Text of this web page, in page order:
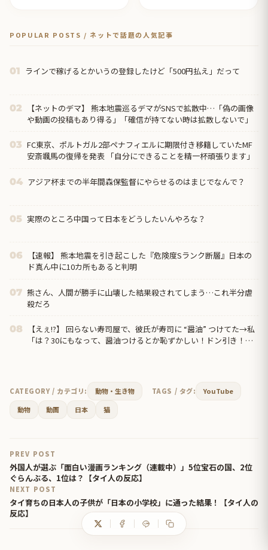
POPULAR POSTS / ネットで話題の人気記事
01 ラインで稼げるとかいうの登録したけど「500円払え」だって
02
【ネットのデマ】 熊本地震巡るデマがSNSで拡散中…「偽の画像
や動画の投稿もあり得る」「確信が持てない時は拡散しないで」
03 FC東京、ポルトガル2部ペナフィエルに期限付き移籍していたMF
安斎颯馬の復帰を発表 「自分にできることを精一杯頑張ります」
04 アジア杯までの半年間森保監督にやらせるのはまじでなんで？
05 実際のところ中国って日本をどうしたいんやろな？
06
【速報】 熊本地震を引き起こした『危険度Sランク断層』日本の
ド真ん中に10カ所もあると判明
07 熊さん、人間が勝手に山壊した結果殺されてしまう…これ半分虐
殺だろ
08
【えぇ!?】 回らない寿司屋で、彼氏が寿司に “醤油” つけてた→私
「は？30にもなって、醤油つけるとか恥ずかしい！ドン引き！低
CATEGORY / カテゴリ: 動物・生き物 TAGS / タグ:
YouTube
動物
動画 日本 猫
PREV POST
外国人が選ぶ「面白い漫画ランキング（連載中）」5位宝石の国、2位
ぐらんぶる、1位は？【タイ人の反応】
NEXT POST
タイ育ちの日本人の子供が「日本の小学校」に通った結果！【タイ人の
反応】